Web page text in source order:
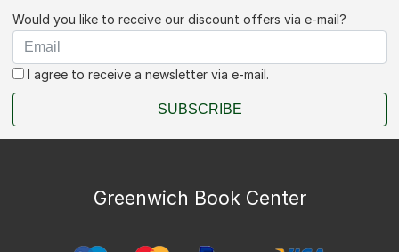
Would you like to receive our discount offers via e-mail?
I agree to receive a newsletter via e-mail.
SUBSCRIBE
Greenwich Book Center